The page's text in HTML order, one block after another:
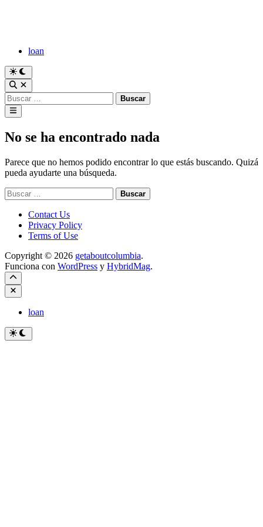
loan
Cambiar
a
modo
oscuro
Abrir
búsqueda
Buscar:
Menú
principal
No se ha encontrado nada
Parece que no hemos podido encontrar lo que estás buscando. Quizá
pueda ayudarte una búsqueda.
Buscar:
Contact Us
Privacy Policy
Terms of Use
Copyright © 2026 getaboutcolumbia.
Funciona con WordPress y HybridMag.
Cerrar
loan
Cambiar
a